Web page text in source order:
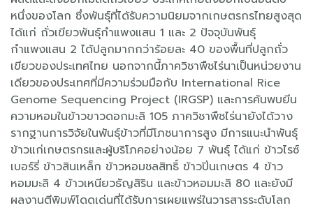
หนึ่งของโลก ซึ่งพันธุ์ที่ได้รับความนิยมจากเกษตรกรไทยสูงสุด
ได้แก่ ถั่วเขียวพันธุ์กำแพงแสน 1 และ 2 ปัจจุบันพันธุ์
กำแพงแสน 2 ได้ปลูกมากกว่าร้อยละ 40 ของพื้นที่ปลูกถั่ว
เขียวของประเทศไทย นอกจากนี้ภาควิชาพืชไร่นาเป็นหน่วยงาน
เดียวของประเทศที่มีความร่วมมือกับ International Rice
Genome Sequencing Project (IRGSP) และการค้นพบยีน
ความหอมในข้าวขาวดอกมะลิ 105 ภาควิชาพืชไร่นายังได้วาง
รากฐานการวิจัยในพันธุ์ข้าวที่มีโภชนาการสูง มีการแนะนำพันธุ์
ข้าวแก่เกษตรกรและผู้บริโภคอย่างน้อย 7 พันธุ์ ได้แก่ ข้าวไรซ์
เบอร์รี่ ข้าวสินเหล็ก ข้าวหอมชลสิทธิ์ ข้าวปิ่นเกษตร 4 ข้าว
หอมมะลิ 4 ข้าวเหนียวธัญสิริน และข้าวหอมมะลิ 80 และยังมี
ผลงานตีพิมพ์โดดเด่นที่ได้รับการเผยแพร่ในวารสารระดับโลก